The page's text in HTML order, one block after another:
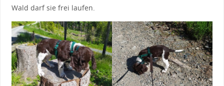
Wald darf sie frei laufen.